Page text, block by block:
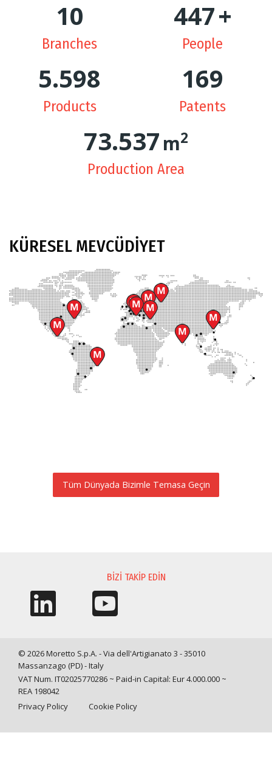
10
Branches
449+
People
5.629
Products
170
Patents
74.362m2
Production Area
KÜRESEL MEVCÜDIYET
Tüm Dünyada Bizimle Temasa Geçin
BIZI TAKIP EDIN
© 2026 Moretto S.p.A. - Via dell'Artigianato 3 - 35010
Massanzago (PD) - Italy
VAT Num. IT02025770286 ~ Paid-in Capital: Eur 4.000.000 ~
REA 198042
Privacy Policy
Cookie Policy